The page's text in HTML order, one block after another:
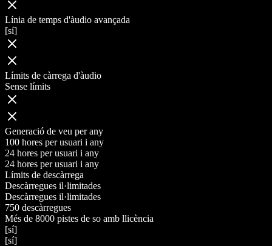
Línia de temps d'àudio avançada
[sí]
Límits de càrrega d'àudio
Sense límits
Generació de veu per any
100 hores per usuari i any
24 hores per usuari i any
24 hores per usuari i any
Límits de descàrrega
Descàrregues il·limitades
Descàrregues il·limitades
750 descàrregues
Més de 8000 pistes de so amb llicència
[sí]
[sí]